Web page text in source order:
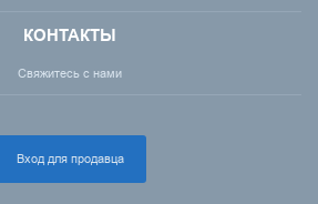
КОНТАКТЫ
Свяжитесь с нами
Вход для продавца